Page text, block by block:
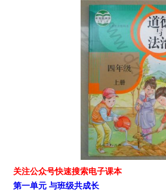
关注公众号快速搜索电子课本
第一单元 与班级共成长